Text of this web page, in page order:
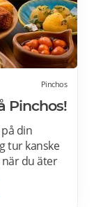
Pinchos
Pinchos!
din
tur kanske
när du äter
finns
din